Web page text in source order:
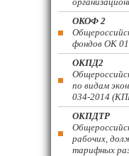
ОКОФ 2
фондов ОК
ОКПД2
по видам
034-2014
ОКПДТР
рабочих,
тарифных